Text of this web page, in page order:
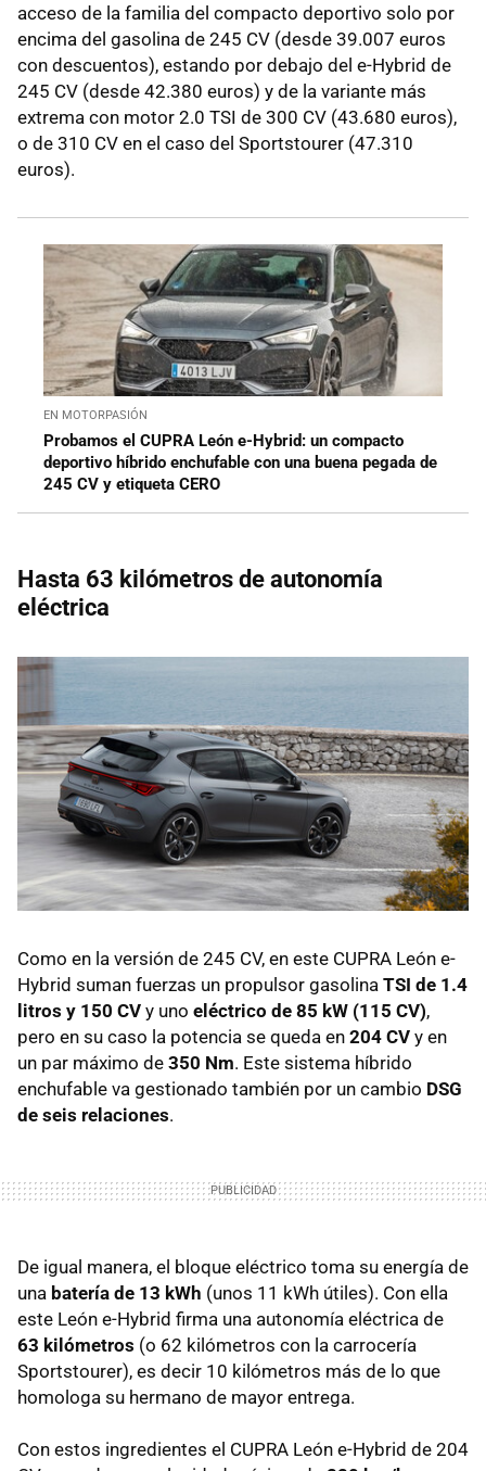
acceso de la familia del compacto deportivo solo por
encima del gasolina de 245 CV (desde 39.007 euros
con descuentos), estando por debajo del e-Hybrid de
245 CV (desde 42.380 euros) y de la variante más
extrema con motor 2.0 TSI de 300 CV (43.680 euros),
o de 310 CV en el caso del Sportstourer (47.310
euros).
EN MOTORPASIÓN
Probamos el CUPRA León e-Hybrid: un compacto
deportivo híbrido enchufable con una buena pegada de
245 CV y etiqueta CERO
Hasta 63 kilómetros de autonomía
eléctrica
Como en la versión de 245 CV, en este CUPRA León e-
Hybrid suman fuerzas un propulsor gasolina TSI de 1.4
litros y 150 CV y uno eléctrico de 85 kW (115 CV),
pero en su caso la potencia se queda en 204 CV y en
un par máximo de 350 Nm. Este sistema híbrido
enchufable va gestionado también por un cambio DSG
de seis relaciones.
De igual manera, el bloque eléctrico toma su energía de
una batería de 13 kWh (unos 11 kWh útiles). Con ella
este León e-Hybrid firma una autonomía eléctrica de
63 kilómetros (o 62 kilómetros con la carrocería
Sportstourer), es decir 10 kilómetros más de lo que
homologa su hermano de mayor entrega.
Con estos ingredientes el CUPRA León e-Hybrid de 204